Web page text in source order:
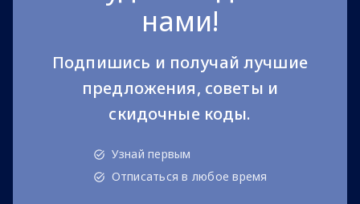
нами!
Подпишись и получай лучшие
предложения, советы и
скидочные коды.
Узнай первым
Отписаться в любое время